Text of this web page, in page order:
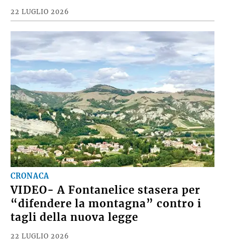
22 LUGLIO 2026
CRONACA
VIDEO- A Fontanelice stasera per
“difendere la montagna” contro i
tagli della nuova legge
22 LUGLIO 2026